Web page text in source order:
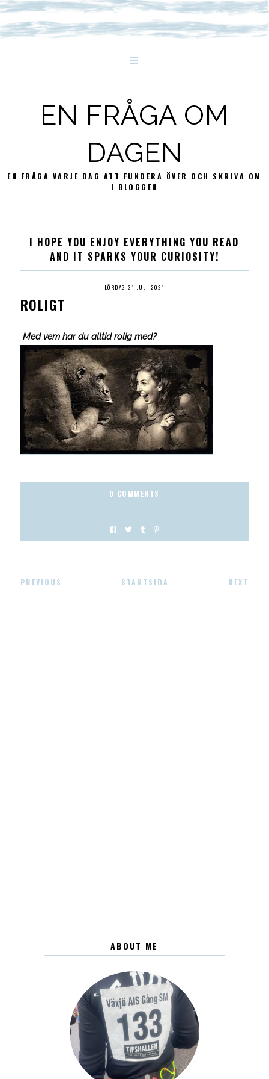
EN FRÅGA OM
DAGEN
EN FRÅGA VARJE DAG ATT FUNDERA ÖVER OCH SKRIVA OM
I BLOGGEN
I HOPE YOU ENJOY EVERYTHING YOU READ
AND IT SPARKS YOUR CURIOSITY!
LÖRDAG 31 JULI 2021
ROLIGT
Med vem har du alltid rolig med?
0 COMMENTS
PREVIOUS STARTSIDA NEXT
ABOUT ME